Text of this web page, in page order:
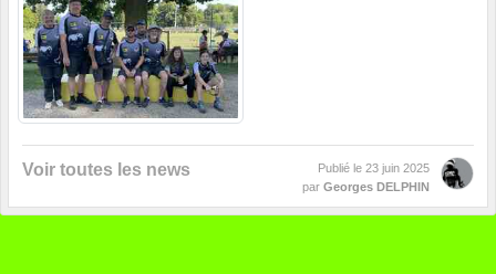
Voir toutes les news Publié le 23 juin 2025
par Georges DELPHIN